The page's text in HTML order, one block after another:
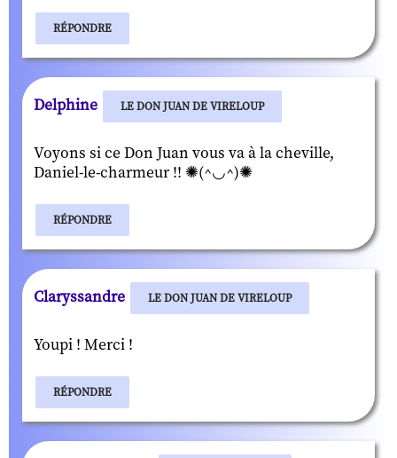
RÉPONDRE
Delphine LE DON JUAN DE VIRELOUP
Voyons si ce Don Juan vous va à la cheville,
Daniel-le-charmeur !! ✺(^◡^)✺
RÉPONDRE
Claryssandre LE DON JUAN DE VIRELOUP
Youpi ! Merci !
RÉPONDRE